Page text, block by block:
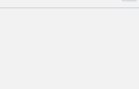
sondern wer du bist und
sind deine
Stärken.
und freundlich auftreten